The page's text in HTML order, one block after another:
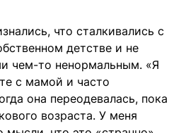
что сталкивались с
детстве и не
чем-то ненормальным. «Я
с мамой и часто
она переодевалась, пока
возраста. У меня